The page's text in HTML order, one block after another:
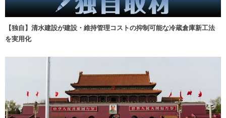
【独自】清水建設が建設・維持管理コストの抑制可能な冷蔵倉庫新工法
を実用化